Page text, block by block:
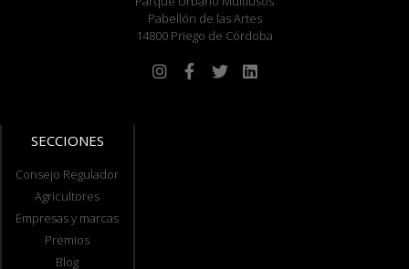
Pabellón de las Artes
14800 Priego de Córdoba
SECCIONES
Consejo Regulador
Agricultores
Empresas y marcas
Premios
Blog